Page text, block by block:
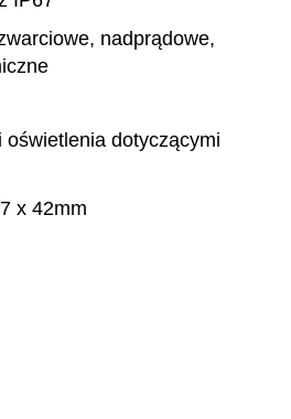
nadprądowe,
dotyczącymi
x 42mm